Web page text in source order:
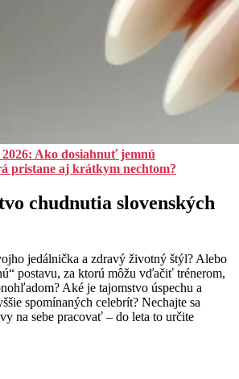
Ako dosiahnuť jemnú
pristane aj krátkym nechtom?
chudnutia slovenských
jedálnička a zdravý životný štýl? Alebo
postavu, za ktorú môžu vďačiť trénerom,
Aké je tajomstvo úspechu a
spomínaných celebrít? Nechajte sa
na sebe pracovať – do leta to určite